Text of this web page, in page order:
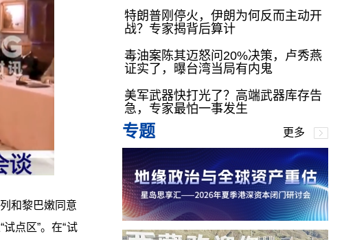
和黎巴嫩同意
点区”。在“试
特朗普刚停火，伊朗为何反而主动开
战？专家揭背后算计
毒油案陈其迈怒问20%决策，卢秀燕
证实了，曝台湾当局有内鬼
美军武器快打光了？高端武器库存告
急，专家最怕一事发生
专题 更多